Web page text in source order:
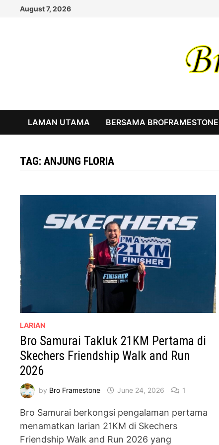
August 7, 2026
LAMAN UTAMA BERSAMA BROFRAMESTONE
TAG:ANJUNG FLORIA
LARIAN
Bro Samurai Takluk 21KM Pertama di
Skechers Friendship Walk and Run
2026
by Bro Framestone June 24, 2026 1
Bro Samurai berkongsi pengalaman pertama
menamatkan larian 21KM di Skechers
Friendship Walk and Run 2026 yang